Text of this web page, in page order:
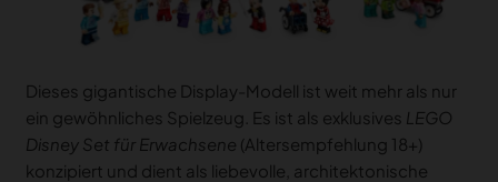
Dieses gigantische Display-Modell ist weit mehr als nur
ein gewöhnliches Spielzeug. Es ist als exklusives LEGO
Disney Set für Erwachsene (Altersempfehlung 18+)
konzipiert und dient als liebevolle, architektonische